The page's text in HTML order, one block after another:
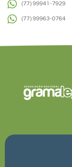
(77) 99941-7929
(77) 99963-0764